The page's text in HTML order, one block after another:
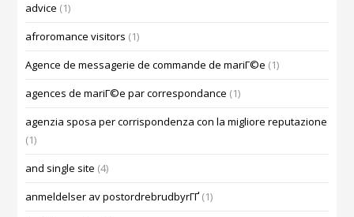
advice (1)
afroromance visitors (1)
Agence de messagerie de commande de mariГ©e (1)
agences de mariГ©e par correspondance (1)
agenzia sposa per corrispondenza con la migliore reputazione
(1)
and single site (4)
anmeldelser av postordrebrudbyrГҐ (1)